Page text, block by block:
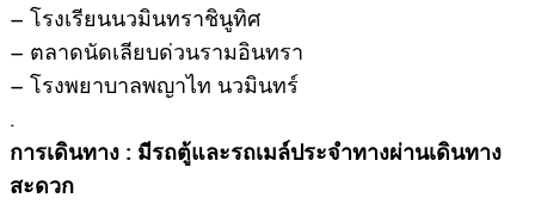
– โรงเรียนนวมินทราชินูทิศ
– ตลาดนัดเลียบด่วนรามอินทรา
– โรงพยาบาลพญาไท นวมินทร์
.
การเดินทาง : มีรถตู้และรถเมล์ประจำทางผ่านเดินทาง
สะดวก